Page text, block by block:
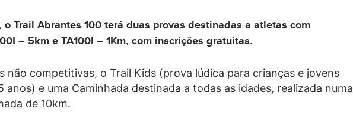
o Trail Abrantes 100 terá duas provas destinadas a atletas com
– 5km e TA100I – 1Km, com inscrições gratuitas.
não competitivas, o Trail Kids (prova lúdica para crianças e jovens
anos) e uma Caminhada destinada a todas as idades, realizada numa
de 10km.